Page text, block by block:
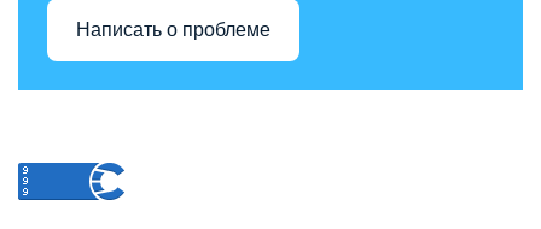
Написать о проблеме